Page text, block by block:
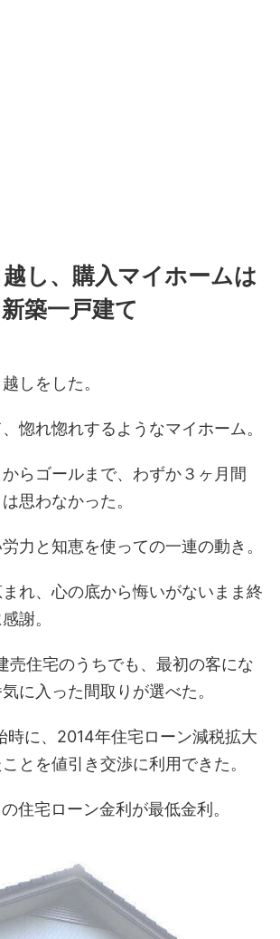
し、購入マイホームは
築一戸建て
しをした。
惚れ惚れするようなマイホーム。
らゴールまで、わずか３ヶ月間
思わなかった。
力と知恵を使っての一連の動き。
れ、心の底から悔いがないまま終
謝。
売住宅のうちでも、最初の客にな
に入った間取りが選べた。
時に、2014年住宅ローン減税拡大
とを値引き交渉に利用できた。
住宅ローン金利が最低金利。